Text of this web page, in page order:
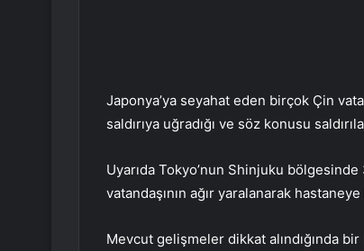
Japonya’ya seyahat eden birçok Çin
saldırıya uğradığı ve söz konusu
Uyarıda Tokyo’nun Shinjuku bölgesinde
vatandaşının ağır yaralanarak
Mevcut gelişmeler dikkat alındığında